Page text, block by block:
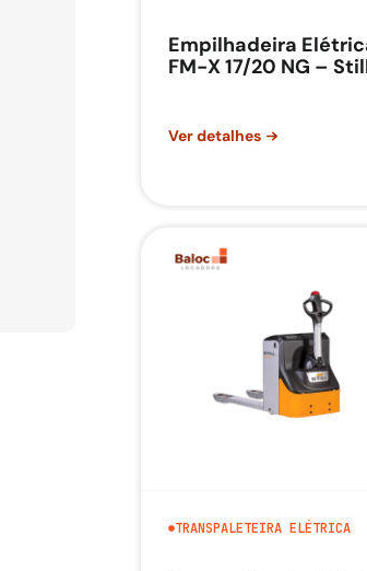
Empilhadeira
FM-X 17/20 NG –
Ver detalhes
TRANSPALETEIRA ELÉTRICA